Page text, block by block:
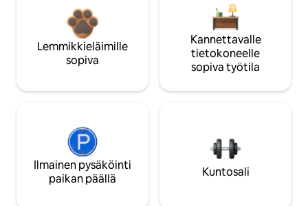
Lemmikkieläimille
sopiva
Kannettavalle
tietokoneelle
sopiva työtila
Ilmainen pysäköinti
paikan päällä
Kuntosali